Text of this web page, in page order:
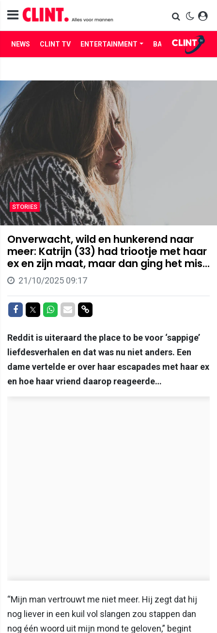
NEWS CLINT TV ENTERTAINMENT BABES LIFE
STORIES
Onverwacht, wild en hunkerend naar
meer: Katrijn (33) had triootje met haar
ex en zijn maat, maar dan ging het mis...
21/10/2025 09:17
Delen op Facebook
Delen op Twitter
Delen op Whatsapp
Delen via Mail
Delen via link
Reddit is uiteraard the place to be voor ‘sappige’
liefdesverhalen en dat was nu niet anders. Een
dame vertelde er over haar escapades met haar ex
en hoe haar vriend daarop reageerde…
“Mijn man vertrouwt me niet meer. Hij zegt dat hij
nog liever in een kuil vol slangen zou stappen dan
nog één woord uit mijn mond te geloven,” begint